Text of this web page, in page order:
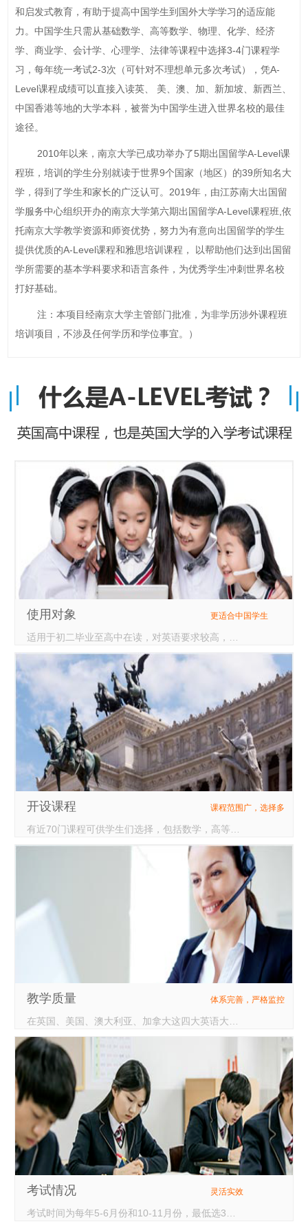
和启发式教育，有助于提高中国学生到国外大学学习的适应能
力。中国学生只需从基础数学、高等数学、物理、化学、经济
学、商业学、会计学、心理学、法律等课程中选择3-4门课程学
习，每年统一考试2-3次（可针对不理想单元多次考试），凭A-
Level课程成绩可以直接入读英、 美、澳、加、新加坡、新西兰、
中国香港等地的大学本科，被誉为中国学生进入世界名校的最佳
途径。
2010年以来，南京大学已成功举办了5期出国留学A-Level课
程班，培训的学生分别就读于世界9个国家（地区）的39所知名大
学，得到了学生和家长的广泛认可。2019年，由江苏南大出国留
学服务中心组织开办的南京大学第六期出国留学A-Level课程班,依
托南京大学教学资源和师资优势，努力为有意向出国留学的学生
提供优质的A-Level课程和雅思培训课程， 以帮助他们达到出国留
学所需要的基本学科要求和语言条件，为优秀学生冲刺世界名校
打好基础。
注：本项目经南京大学主管部门批准，为非学历涉外课程班
培训项目，不涉及任何学历和学位事宜。）
使用对象 更适合中国学生
开设课程 课程范围广，选择多
教学质量 体系完善，严格监控
考试情况 灵活实效